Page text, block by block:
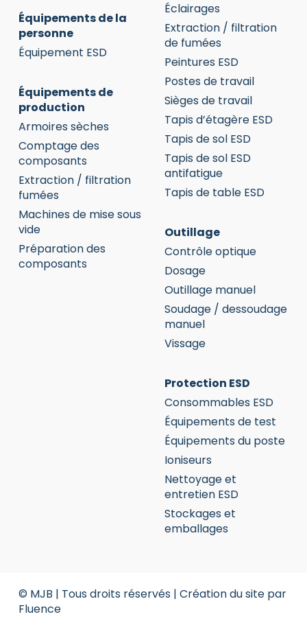
Équipements de la
personne
Équipement ESD
Équipements de
production
Armoires sèches
Comptage des
composants
Extraction / filtration
fumées
Machines de mise sous
vide
Préparation des
composants
Éclairages
Extraction / filtration
de fumées
Peintures ESD
Postes de travail
Sièges de travail
Tapis d’étagère ESD
Tapis de sol ESD
Tapis de sol ESD
antifatigue
Tapis de table ESD
Outillage
Contrôle optique
Dosage
Outillage manuel
Soudage / dessoudage
manuel
Vissage
Protection ESD
Consommables ESD
Équipements de test
Équipements du poste
Ioniseurs
Nettoyage et
entretien ESD
Stockages et
emballages
© MJB | Tous droits réservés | Création du site par
Fluence